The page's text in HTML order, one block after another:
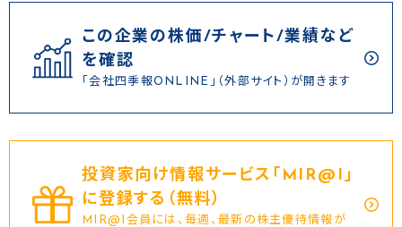
この企業の株価/チャート/業績など
を確認
「会社四季報ONLINE」（外部サイト）が開きます
投資家向け情報サービス｢MIR@I｣
に登録する（無料）
MIR@I会員には、毎週、最新の株主優待情報が